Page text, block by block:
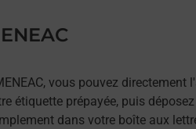
vous pouvez directement
étiquette prépayée, puis
dans votre boîte aux